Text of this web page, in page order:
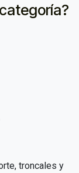
troncales y